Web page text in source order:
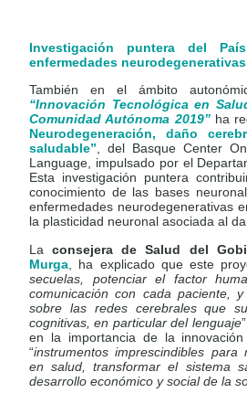
Investigación puntera del
enfermedades
También en el ámbito
“Innovación Tecnológica en
Comunidad Autónoma 2019”ha
Neurodegeneración, daño
saludable” , del Basque Center
Language, impulsado por el
Esta investigación puntera
conocimiento de las bases
enfermedades neurodegenerativas
la plasticidad neuronal asociada al
Laconsejera de Salud del
Murga , ha explicado que este
secuelas, potenciar el factor
comunicación con cada paciente,
sobre las redes cerebrales que
cognitivas, en particular del lenguaje
en la importancia de la
“instrumentos imprescindibles para
en salud, transformar el sistema
desarrollo económico y social de la